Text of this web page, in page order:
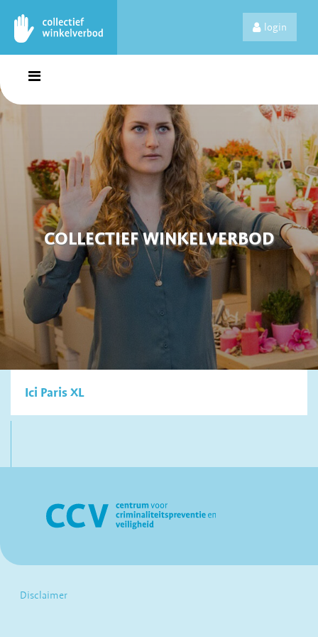
login
COLLECTIEF WINKELVERBOD
Ici Paris XL
Disclaimer